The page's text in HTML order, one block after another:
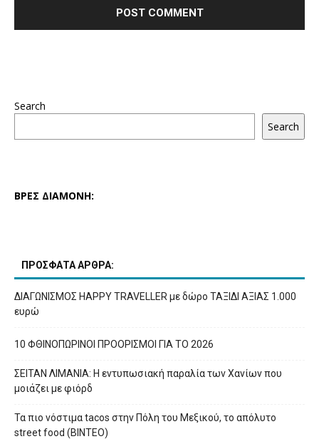
Search
Search
ΒΡΕΣ ΔΙΑΜΟΝΗ:
ΠΡΟΣΦΑΤΑ ΑΡΘΡΑ:
ΔΙΑΓΩΝΙΣΜΟΣ HAPPY TRAVELLER με δώρο ΤΑΞΙΔΙ ΑΞΙΑΣ 1.000
ευρώ
10 ΦΘΙΝΟΠΩΡΙΝΟΙ ΠΡΟΟΡΙΣΜΟΙ ΓΙΑ ΤΟ 2026
ΣΕΙΤΑΝ ΛΙΜΑΝΙΑ: Η εντυπωσιακή παραλία των Χανίων που
μοιάζει με φιόρδ
Τα πιο νόστιμα tacos στην Πόλη του Μεξικού, το απόλυτο
street food (ΒΙΝΤΕΟ)